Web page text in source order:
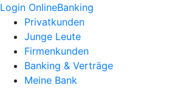
Login OnlineBanking
Privatkunden
Junge Leute
Firmenkunden
Banking & Verträge
Meine Bank